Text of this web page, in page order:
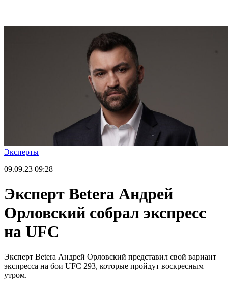
Эксперты
09.09.23 09:28
Эксперт Betera Андрей
Орловский собрал экспресс
на UFC
Эксперт Betera Андрей Орловский представил свой вариант
экспресса на бои UFC 293, которые пройдут воскресным
утром.